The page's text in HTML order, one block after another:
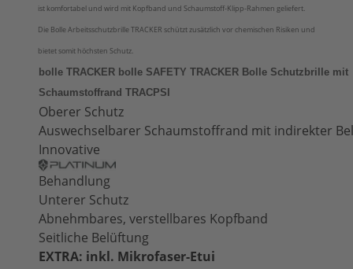
ist komfortabel und wird mit Kopfband und Schaumstoff-Klipp-Rahmen geliefert.
Die Bolle Arbeitsschutzbrille TRACKER schützt zusätzlich vor chemischen Risiken und
bietet somit höchsten Schutz.
bolle TRACKER bolle SAFETY TRACKER Bolle Schutzbrille mit
Schaumstoffrand TRACPSI
Oberer Schutz
Auswechselbarer Schaumstoffrand mit indirekter
Innovative
Behandlung
Unterer Schutz
Abnehmbares, verstellbares Kopfband
Seitliche Belüftung
EXTRA: inkl. Mikrofaser-Etui